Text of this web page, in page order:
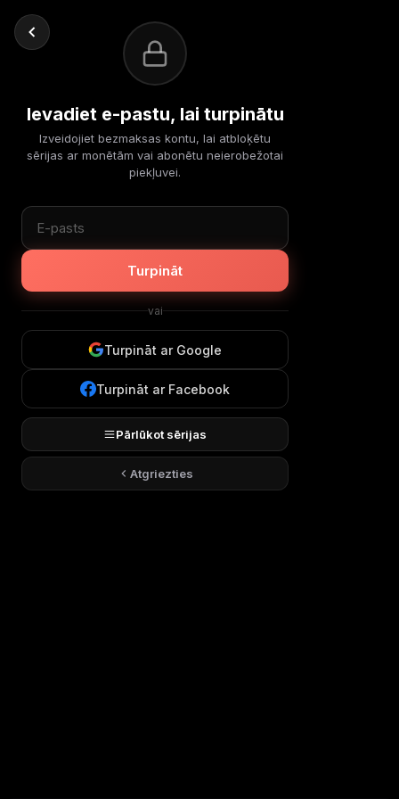
Ievadiet e-pastu, lai turpinātu
Izveidojiet bezmaksas kontu, lai atbloķētu
sērijas ar monētām vai abonētu neierobežotai
piekļuvei.
Turpināt
vai
Turpināt ar Google
Turpināt ar Facebook
Pārlūkot sērijas
Atgriezties